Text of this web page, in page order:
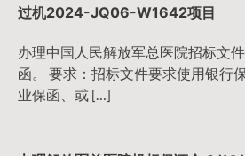
过机2024-JQ06-W1642项目
办理中国人民解放军总医院招标文
函。 要求：招标文件要求使用银行
业保函、或 […]